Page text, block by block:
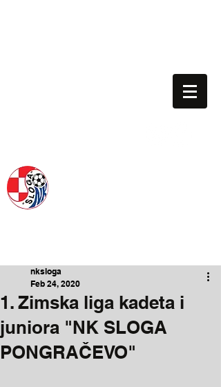
1. Zimska liga kadeta i
juniora "NK SLOGA
PONGRAČEVO"
nksloga
Feb 24, 2020